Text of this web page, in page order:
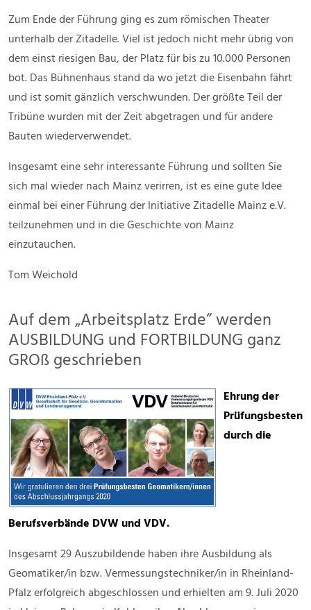
Zum Ende der Führung ging es zum römischen Theater
unterhalb der Zitadelle. Viel ist jedoch nicht mehr übrig von
dem einst riesigen Bau, der Platz für bis zu 10.000 Personen
bot. Das Bühnenhaus stand da wo jetzt die Eisenbahn fährt
und ist somit gänzlich verschwunden. Der größte Teil der
Tribüne wurden mit der Zeit abgetragen und für andere
Bauten wiederverwendet.
Insgesamt eine sehr interessante Führung und sollten Sie
sich mal wieder nach Mainz verirren, ist es eine gute Idee
einmal bei einer Führung der Initiative Zitadelle Mainz e.V.
teilzunehmen und in die Geschichte von Mainz
einzutauchen.
Tom Weichold
Auf dem „Arbeitsplatz Erde“ werden
AUSBILDUNG und FORTBILDUNG ganz
GROß geschrieben
Ehrung der
Prüfungsbesten
durch die
Berufsverbände DVW und VDV.
Insgesamt 29 Auszubildende haben ihre Ausbildung als
Geomatiker/in bzw. Vermessungstechniker/in in Rheinland-
Pfalz erfolgreich abgeschlossen und erhielten am 9. Juli 2020